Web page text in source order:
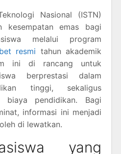
Nasional (ISTN)
kesempatan emas bagi
melalui program
resmi tahun akademik
ini di rancang untuk
berprestasi dalam
tinggi, sekaligus
biaya pendidikan. Bagi
informasi ini menjadi
di lewatkan.
yang